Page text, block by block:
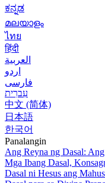
ಕನ್ನಡ
മലയാളം
ไทย
हिंदी
العربية
اردو
فارسی
עִברִית
中文 (简体)
日本語
한국어
Panalangin
Ang Reyna ng Dasal:
Mga Ibang Dasal,
Dasal ni Hesus ang